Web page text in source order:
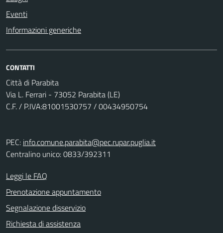
Eventi
Informazioni generiche
CONTATTI
Città di Parabita
Via L. Ferrari - 73052 Parabita (LE)
C.F. / P.IVA:81001530757 / 00434950754
PEC: info.comune.parabita@pec.rupar.puglia.it
Centralino unico: 0833/392311
Leggi le FAQ
Prenotazione appuntamento
Segnalazione disservizio
Richiesta di assistenza